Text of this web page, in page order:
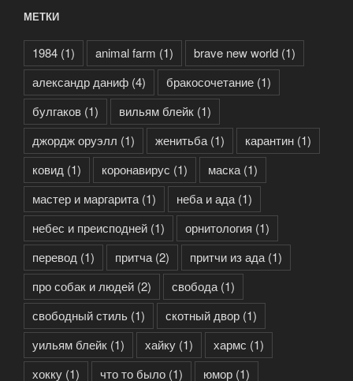
МЕТКИ
1984 (1) animal farm (1) brave new world (1)
александр даниф (4) бракосочетание (1)
булгаков (1) вильям блейк (1)
джордж оруэлл (1) женитьба(1) карантин (1)
ковид (1) коронавирус (1) маска(1)
мастер и маргарита(1) неба и ада(1)
небес и преисподней (1) орнитология (1)
перевод (1) притча(2) притчи из ада(1)
про собак и людей (2) свобода(1)
свободный стиль (1) скотный двор (1)
уильям блейк (1) хайку (1) хармс (1)
хокку (1) что то было (1) юмор (1)